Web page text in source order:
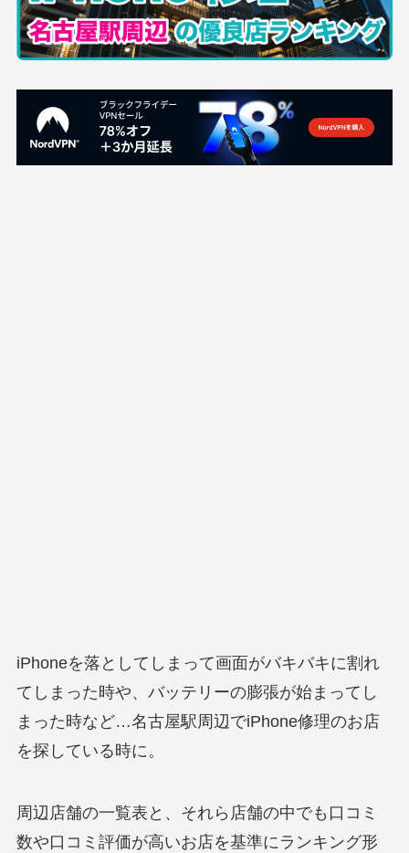
iPhoneを落としてしまって画面がバキバキに割れ
てしまった時や、バッテリーの膨張が始まってし
まった時など…名古屋駅周辺でiPhone修理のお店
を探している時に。
周辺店舗の一覧表と、それら店舗の中でも口コミ
数や口コミ評価が高いお店を基準にランキング形